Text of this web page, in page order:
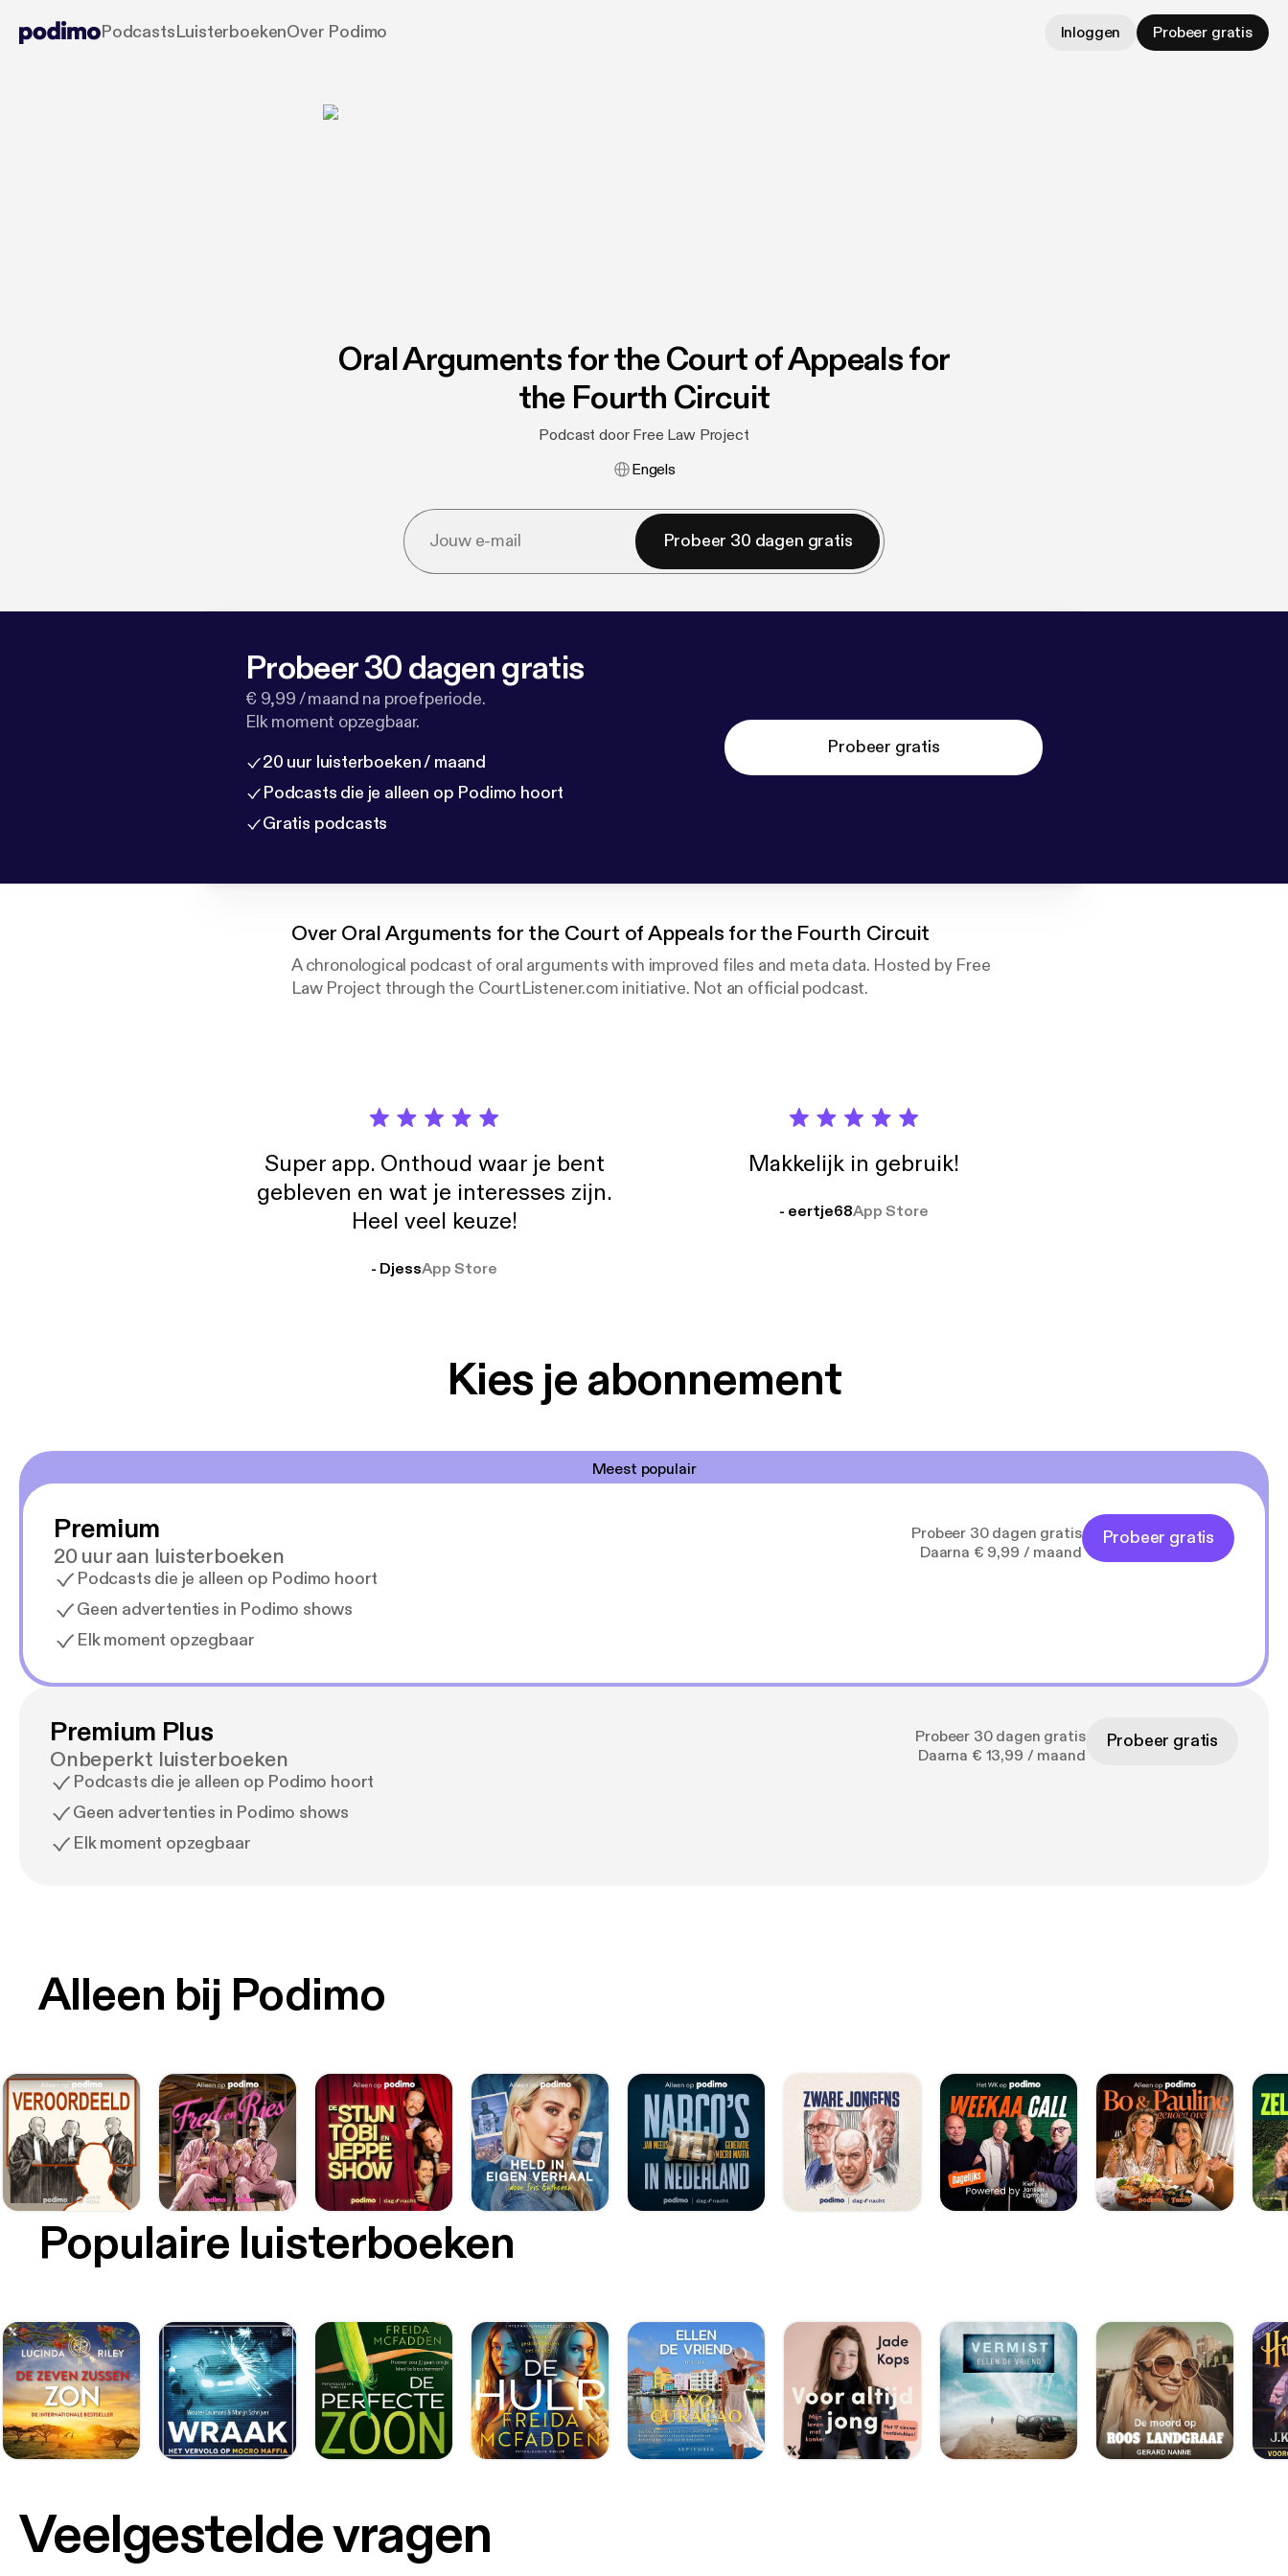
PodcastsLuisterboekenOver Podimo Inloggen Probeer gratis
Oral Arguments for the Court of Appeals for
the Fourth Circuit
Podcast door Free Law Project
Engels
Probeer 30 dagen gratis
Probeer 30 dagen gratis
€ 9,99 / maand na proefperiode.
Elk moment opzegbaar.
20 uur luisterboeken / maand
Podcasts die je alleen op Podimo hoort
Gratis podcasts
Probeer gratis
Over Oral Arguments for the Court of Appeals for the Fourth Circuit
A chronological podcast of oral arguments with improved files and meta data. Hosted by Free
Law Project through the CourtListener.com initiative. Not an official podcast.
Super app. Onthoud waar je bent
gebleven en wat je interesses zijn.
Heel veel keuze!
- DjessApp Store
Makkelijk in gebruik!
- eertje68App Store
Kies je abonnement
Meest populair
Premium
20 uur aan luisterboeken
Podcasts die je alleen op Podimo hoort
Geen advertenties in Podimo shows
Elk moment opzegbaar
Probeer 30 dagen gratis
Daarna € 9,99 / maand
Probeer gratis
Premium Plus
Onbeperkt luisterboeken
Podcasts die je alleen op Podimo hoort
Geen advertenties in Podimo shows
Elk moment opzegbaar
Probeer 30 dagen gratis
Daarna € 13,99 / maand
Probeer gratis
Alleen bij Podimo
Populaire luisterboeken
Veelgestelde vragen